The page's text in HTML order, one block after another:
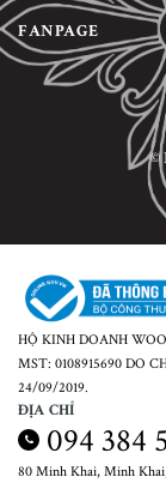
FANPAGE
©
HỘ KINH DOANH
MST: 0108915690 DO
24/09/2019.
ĐỊA CHỈ
094 384
80 Minh Khai, Minh